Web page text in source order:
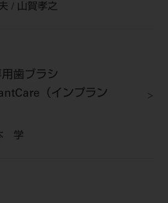
/ 山賀孝之
用歯ブラシ
（インプラン
学